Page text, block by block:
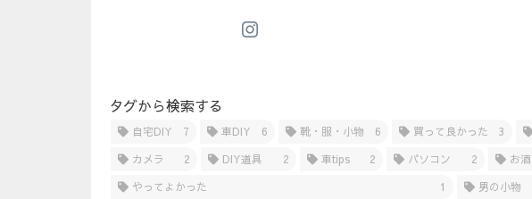
タグから検索する
自宅DIY 7 車DIY 6 靴・服・小物 6 買って良かった 3
カメラ
2 DIY道具 2 車tips 2 パソコン 2 お酒
やってよかった
1 男の小物